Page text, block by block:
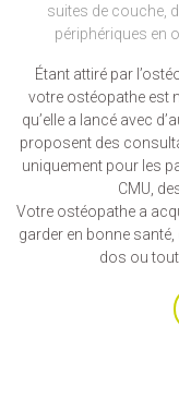
suites de couche,
périphériques en
Étant attiré par
votre ostéopathe est
qu’elle a lancé avec
proposent des
uniquement pour les
CMU,
Votre ostéopathe a
garder en bonne
dos ou